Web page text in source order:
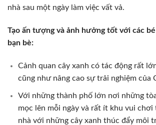
nhà sau một ngày làm việc vất vả.
Tạo ấn tượng và ảnh hưởng tốt với các
bạn bè:
Cảnh quan cây xanh có tác động rất
cũng như nâng cao sự trải nghiệm của
Với những thành phố lớn nơi những
mọc lên mỗi ngày và rất ít khu vui chơi
nhà với những cây xanh thúc đẩy môi